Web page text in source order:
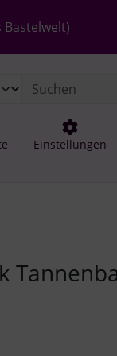
Bastelwelt)
Einstellungen
Zum